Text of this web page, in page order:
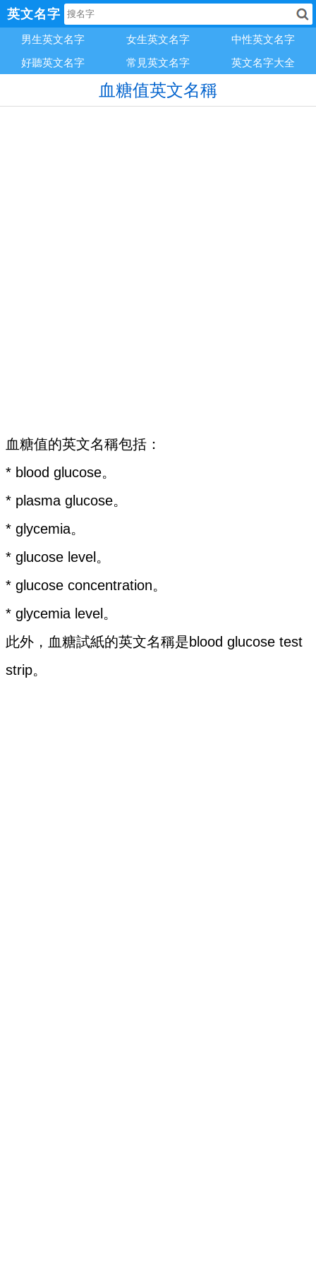
英文名字
男生英文名字 女生英文名字
中性英文名字
好聽英文名字
常見英文名字 英文名字大全
血糖值英文名稱
血糖值的英文名稱包括：
* blood glucose。
* plasma glucose。
* glycemia。
* glucose level。
* glucose concentration。
* glycemia level。
此外，血糖試紙的英文名稱是blood glucose test
strip。